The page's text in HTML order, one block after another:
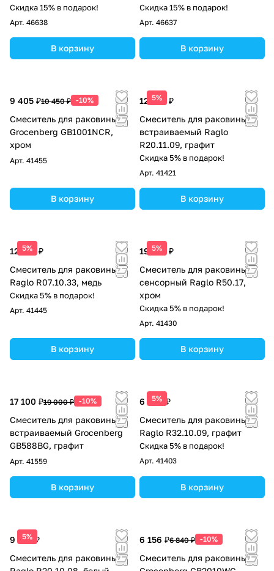
Скидка 15% в подарок!
Арт. 46638
В корзину
Скидка 15% в подарок!
Арт. 46637
В корзину
9 405 ₽10 450 ₽ -10%
Смеситель для раковины
Grocenberg GB1001NCR,
хром
Арт. 41455
В корзину
5%
12 236 ₽
Смеситель для раковины
встраиваемый Raglo
R20.11.09, графит
Скидка 5% в подарок!
Арт. 41421
В корзину
5%
12 702 ₽
Смеситель для раковины
Raglo R07.10.33, медь
Скидка 5% в подарок!
Арт. 41445
В корзину
5%
19 278 ₽
Смеситель для раковины
сенсорный Raglo R50.17,
хром
Скидка 5% в подарок!
Арт. 41430
В корзину
17 100 ₽19 000 ₽ -10%
Смеситель для раковины
встраиваемый Grocenberg
GB588BG, графит
Арт. 41559
В корзину
5%
6 394 ₽
Смеситель для раковины
Raglo R32.10.09, графит
Скидка 5% в подарок!
Арт. 41403
В корзину
5%
9 621 ₽
Смеситель для раковины
6 156 ₽6 840 ₽ -10%
Смеситель для раковины